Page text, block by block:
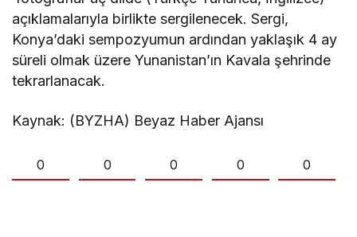
açıklamalarıyla birlikte sergilenecek. Sergi,
Konya’daki sempozyumun ardından yaklaşık 4 ay
süreli olmak üzere Yunanistan’ın Kavala şehrinde
tekrarlanacak.
Kaynak: (BYZHA) Beyaz Haber Ajansı
0 0 0 0 0